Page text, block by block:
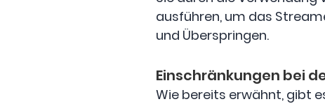
ausführen, um das
und Überspringen.
Einschränkungen bei
Wie bereits erwähnt, gibt